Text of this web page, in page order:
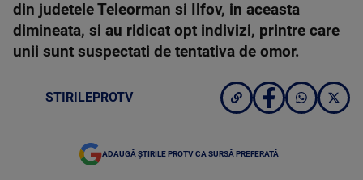
din judetele Teleorman si Ilfov, in aceasta
dimineata, si au ridicat opt indivizi, printre care
unii sunt suspectati de tentativa de omor.
STIRILEPROTV
ADAUGĂ ȘTIRILE PROTV CA SURSĂ PREFERATĂ